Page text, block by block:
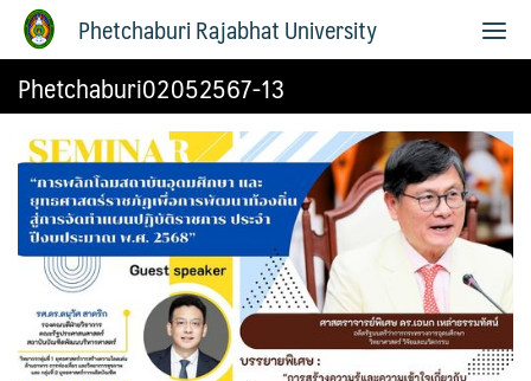
Phetchaburi Rajabhat University
Phetchaburi02052567-13